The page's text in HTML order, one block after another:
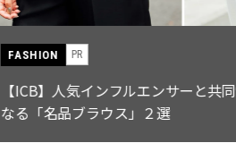
サーと共同制作! 週5で着たく
選